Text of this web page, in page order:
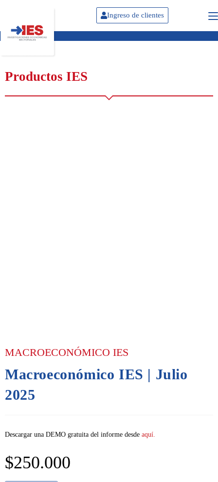
Ingreso de clientes
Productos IES
MACROECONÓMICO IES
Macroeconómico IES | Julio
2025
Descargar una DEMO gratuita del informe desde aquí.
$250.000